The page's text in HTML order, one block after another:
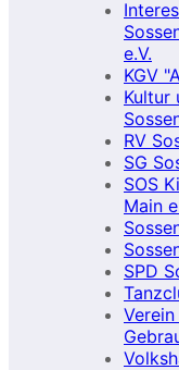
e.V.
KGV
Kultur
RV
SG
SOS
Main
SPD